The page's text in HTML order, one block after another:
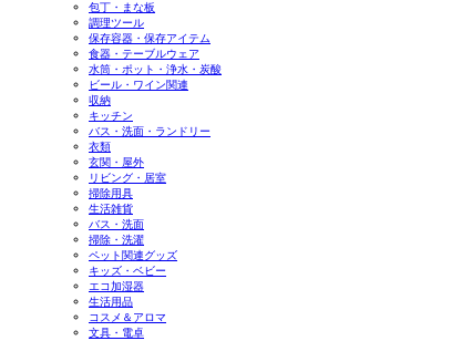
包丁・まな板
調理ツール
保存容器・保存アイテム
食器・テーブルウェア
水筒・ポット・浄水・炭酸
ビール・ワイン関連
収納
キッチン
バス・洗面・ランドリー
衣類
玄関・屋外
リビング・居室
掃除用具
生活雑貨
バス・洗面
掃除・洗濯
ペット関連グッズ
キッズ・ベビー
エコ加湿器
生活用品
コスメ＆アロマ
文具・電卓